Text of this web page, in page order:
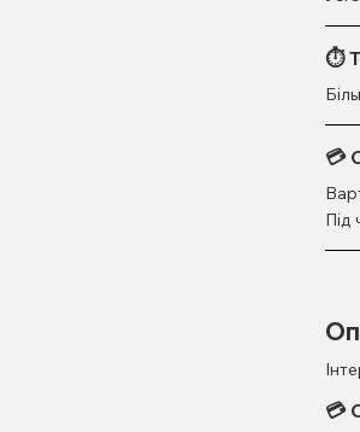
⏱
💳
Під
💳